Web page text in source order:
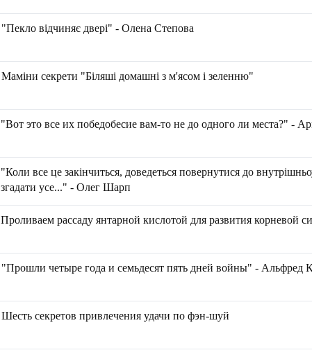
"Пекло відчиняє двері" - Олена Степова
Маміни секрети "Біляші домашні з м'ясом і зеленню"
"Вот это все их победобесие вам-то не до одного ли места?" -
"Коли все це закінчиться, доведеться повернутися до
згадати усе..." - Олег Шарп
Проливаем рассаду янтарной кислотой для развития корневой
"Прошли четыре года и семьдесят пять дней войны" - Альфред
Шесть секретов привлечения удачи по фэн-шуй